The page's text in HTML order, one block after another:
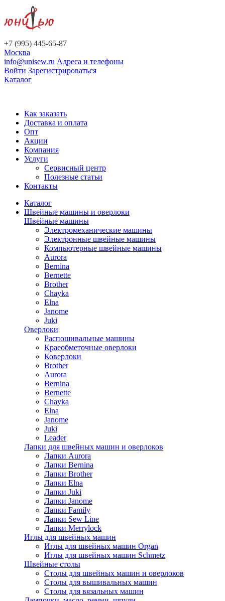
+7 (995) 445-65-87
Москва
info@unisew.ru Адреса и телефоны
Войти Зарегистрироваться
Каталог
Как заказать
Доставка и оплата
Опт
Акции
Компания
Услуги
Сервисный центр
Полезные статьи
Контакты
Каталог
Швейные машины и оверлоки
Швейные машины
Электромеханические машины
Электронные швейные машины
Компьютерные швейные машины
Aurora
Bernina
Bernette
Brother
Chayka
Elna
Janome
Juki
Оверлоки
Распошивальные машины
Краеобметочные оверлоки
Коверлоки
Brother
Aurora
Bernina
Bernette
Chayka
Elna
Janome
Juki
Leader
Лапки для швейных машин и оверлоков
Лапки Aurora
Лапки Bernina
Лапки Brother
Лапки Elna
Лапки Juki
Лапки Janome
Лапки Family
Лапки Sew Line
Лапки Merrylock
Иглы для швейных машин
Иглы для швейных машин Organ
Иглы для швейных машин Schmetz
Швейные столы
Столы для швейных машин и оверлоков
Столы для вышивальных машин
Столы для вязальных машин